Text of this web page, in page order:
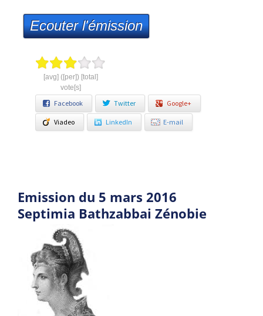
Ecouter l'émission
[avg] ([per]) [total]
vote[s]
Facebook Twitter Google+
Viadeo LinkedIn E-mail
Emission du 5 mars 2016
Septimia Bathzabbai Zénobie